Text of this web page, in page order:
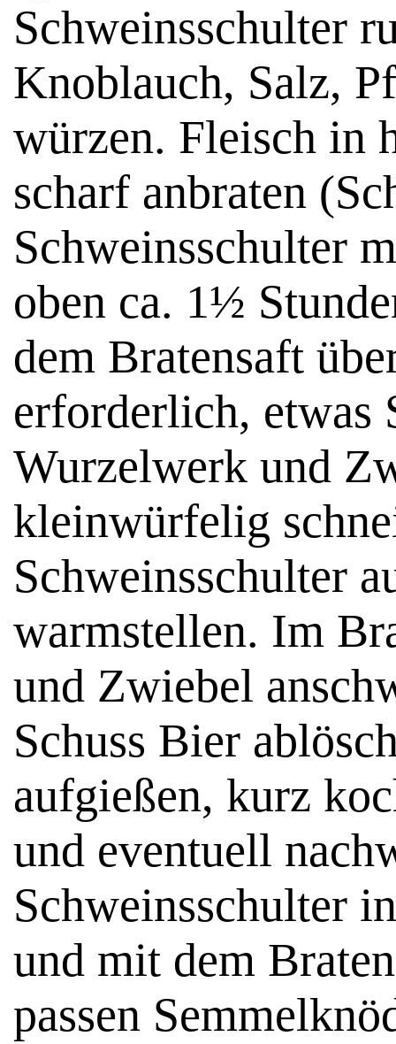
Schweinsschulter
Knoblauch, Salz,
würzen. Fleisch in
scharf anbraten
Schweinsschulter
oben ca. 1½
dem Bratensaft
erforderlich, etwas
Wurzelwerk und
kleinwürfelig
Schweinsschulter
warmstellen. Im
und Zwiebel
Schuss Bier
aufgießen, kurz
und eventuell
Schweinsschulter
und mit dem
passen